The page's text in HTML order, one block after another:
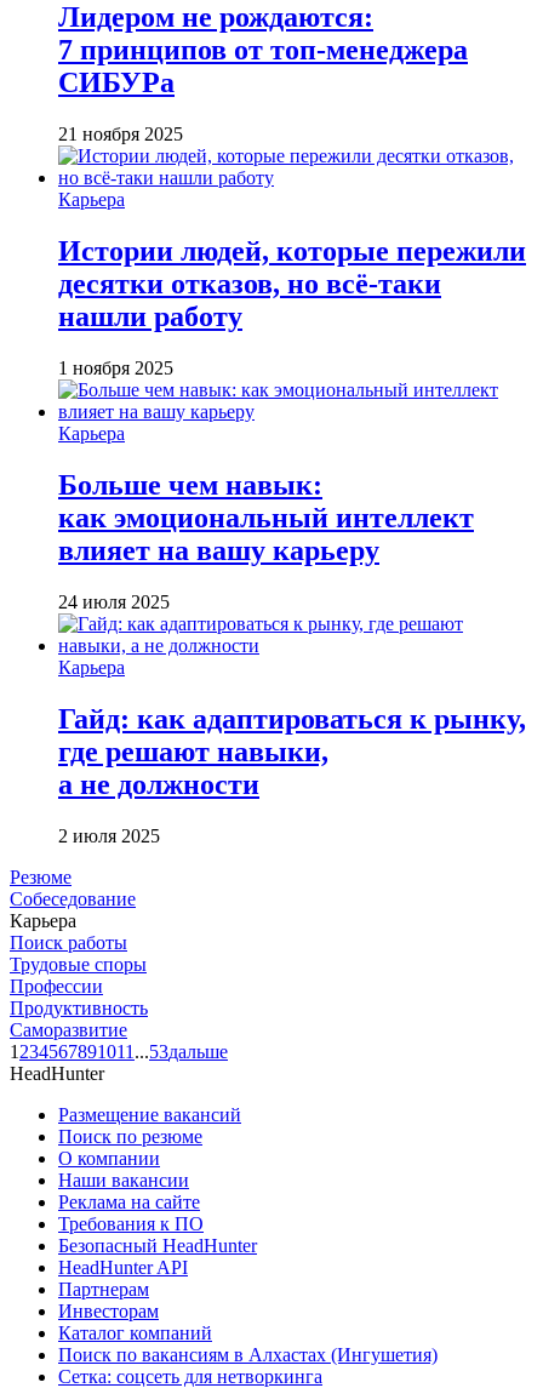
Лидером не рождаются:
7 принципов от топ-менеджера
СИБУРа
21 ноября 2025
Карьера
Истории людей, которые пережили
десятки отказов, но всё-таки
нашли работу
1 ноября 2025
Карьера
Больше чем навык:
как эмоциональный интеллект
влияет на вашу карьеру
24 июля 2025
Карьера
Гайд: как адаптироваться к рынку,
где решают навыки,
а не должности
2 июля 2025
Резюме
Собеседование
Карьера
Поиск работы
Трудовые споры
Профессии
Продуктивность
Саморазвитие
1 234567891011 ...53дальше
HeadHunter
Размещение вакансий
Поиск по резюме
О компании
Наши вакансии
Реклама на сайте
Требования к ПО
Безопасный HeadHunter
HeadHunter API
Партнерам
Инвесторам
Каталог компаний
Поиск по вакансиям в Алхастах (Ингушетия)
Сетка: соцсеть для нетворкинга